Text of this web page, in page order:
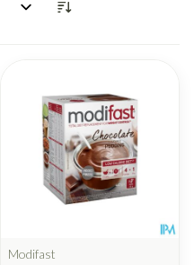
Modifast